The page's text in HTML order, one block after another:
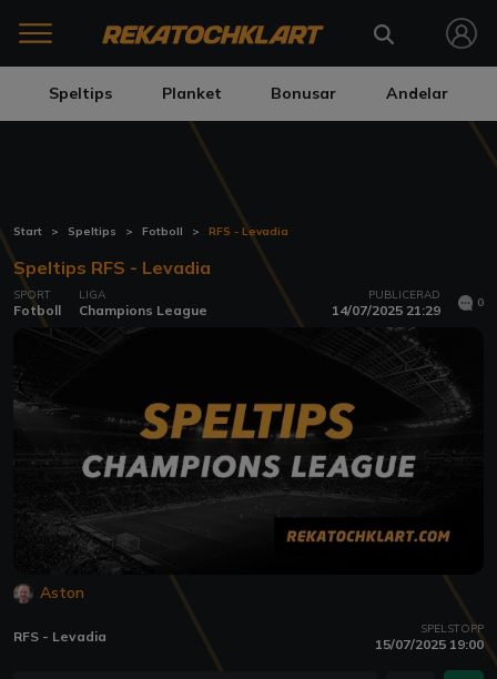
Speltips Planket Bonusar Andelar
Start Speltips Fotboll RFS - Levadia
Speltips RFS - Levadia
SPORT
Fotboll
LIGA
Champions League
PUBLICERAD
14/07/2025 21:29 0
Aston
RFS - Levadia SPELSTOPP
15/07/2025 19:00